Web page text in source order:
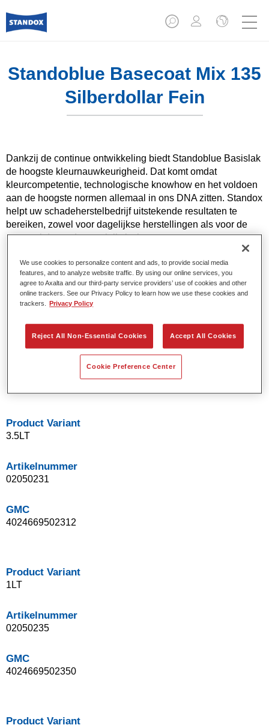
Standoblue Basecoat Mix 135
Silberdollar Fein
Dankzij de continue ontwikkeling biedt Standoblue Basislak
de hoogste kleurnauwkeurigheid. Dat komt omdat
kleurcompetentie, technologische knowhow en het voldoen
aan de hoogste normen allemaal in ons DNA zitten. Standox
helpt uw ​​schadeherstelbedrijf uitstekende resultaten te
bereiken, zowel voor dagelijkse herstellingen als voor de
meest uitdagende specialistische.
Product- eigenschappen
Effen en effectkleuren met behulp van de nieuwste
pigmenttechnologie.
Uitzonderlijke kleurnauwkeurigheid.
Uitstekende vloei-eigenschappen.
Goede eigenschappen voor vloeiende overgangen en
Product Variant
3.5LT
Artikelnummer
02050231
GMC
4024669502312
Product Variant
1LT
Artikelnummer
02050235
GMC
4024669502350
Product Variant
We use cookies to personalize content and ads, to provide social media
features, and to analyze website traffic. By using our online services, you
agree to Axalta and our third-party service providers’ use of cookies and other
online trackers. See our Privacy Policy to learn how we use these cookies and
trackers.
Privacy Policy
Reject All Non-Essential Cookies Accept All Cookies
Cookie Preference Center